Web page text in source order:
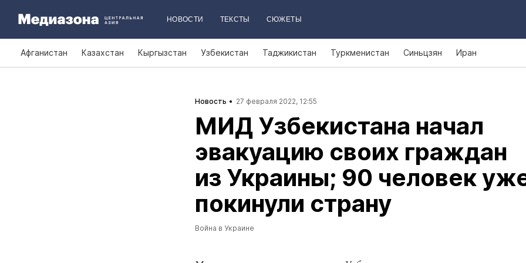
НОВОСТИ ТЕКСТЫ СЮЖЕТЫ
Афганистан Казахстан Кыргызстан Узбекистан Таджикистан Туркменистан Синьцзян Иран
Новость 27 февраля 2022, 12:55
МИД Узбекистана начал
эвакуацию своих граждан
из Украины; 90 человек
покинули страну
Война в Украине